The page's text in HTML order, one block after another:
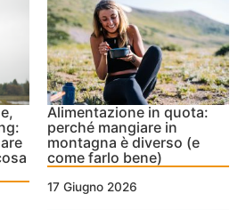
Alimentazione in quota:
perché mangiare in
montagna è diverso (e
come farlo bene)
17 Giugno 2026